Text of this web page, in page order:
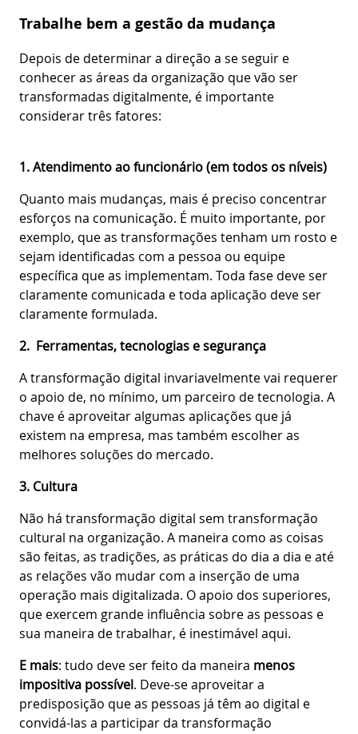
Trabalhe bem a gestão da mudança
Depois de determinar a direção a se seguir e
conhecer as áreas da organização que vão ser
transformadas digitalmente, é importante
considerar três fatores:
1. Atendimento ao funcionário (em todos os níveis)
Quanto mais mudanças, mais é preciso concentrar
esforços na comunicação. É muito importante, por
exemplo, que as transformações tenham um rosto e
sejam identificadas com a pessoa ou equipe
específica que as implementam. Toda fase deve ser
claramente comunicada e toda aplicação deve ser
claramente formulada.
2. Ferramentas, tecnologias e segurança
A transformação digital invariavelmente vai requerer
o apoio de, no mínimo, um parceiro de tecnologia. A
chave é aproveitar algumas aplicações que já
existem na empresa, mas também escolher as
melhores soluções do mercado.
3. Cultura
Não há transformação digital sem transformação
cultural na organização. A maneira como as coisas
são feitas, as tradições, as práticas do dia a dia e até
as relações vão mudar com a inserção de uma
operação mais digitalizada. O apoio dos superiores,
que exercem grande influência sobre as pessoas e
sua maneira de trabalhar, é inestimável aqui.
E mais: tudo deve ser feito da maneira menos
impositiva possível. Deve-se aproveitar a
predisposição que as pessoas já têm ao digital e
convidá-las a participar da transformação